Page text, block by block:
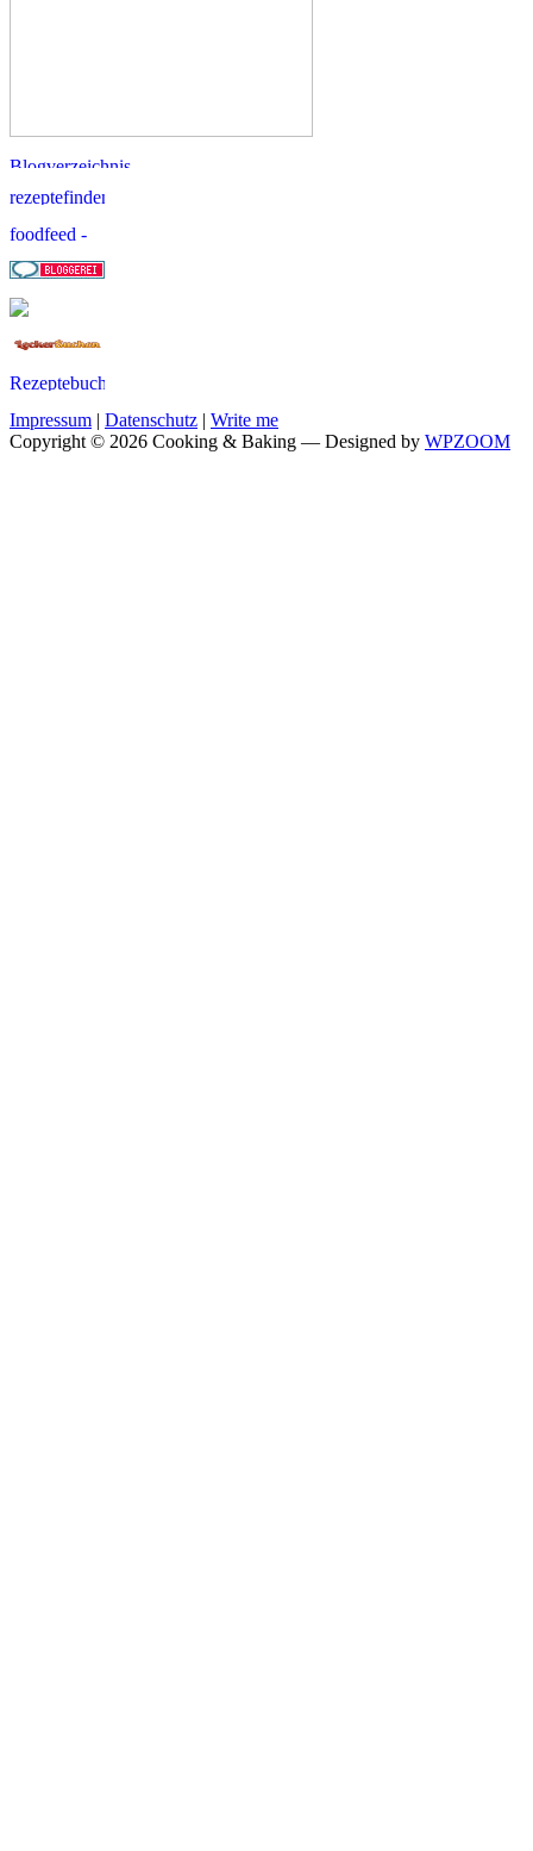
Impressum | Datenschutz | Write me
Copyright © 2026 Cooking & Baking — Designed by WPZOOM